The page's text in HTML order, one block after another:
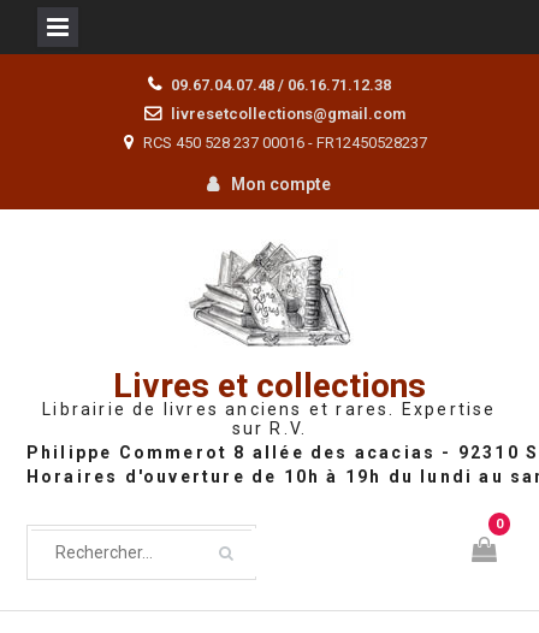
09.67.04.07.48 / 06.16.71.12.38
livresetcollections@gmail.com
RCS 450 528 237 00016 - FR12450528237
Mon compte
Livres et collections
Librairie de livres anciens et rares. Expertise
sur R.V.
0